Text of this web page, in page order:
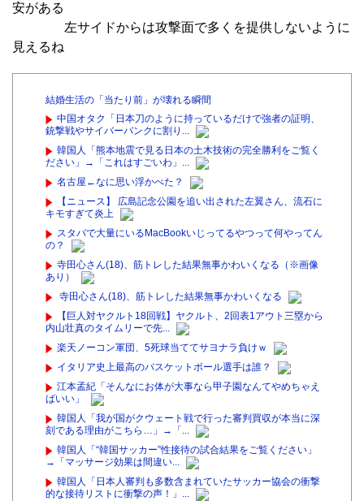
安がある
左サイドからは攻撃面で多くを提供しないように
見えるね
結婚生活の「当たり前」が壊れる瞬間
中国オタク「日本刀のように持っているだけで強者の証明、
銃撃戦やサイバーパンクに割り...
韓国人「熊本地震で見る日本の土木技術の完全勝利をご覧く
ださい」→「これはすごいわ」...
名古屋←なに思い浮かべた？
【ニュース】 広島記念公園を追い出された左翼さん、流石に
キモすぎて炎上
スタバで大量にいるMacBookいじってるやつって何やってん
の？
寺田心さん(18)、筋トレした結果無事かわいくなる（※画像
あり）
寺田心さん(18)、筋トレした結果無事かわいくなる
【巨人対ヤクルト18回戦】ヤクルト、2回表1アウト三塁から
内山壮真のタイムリーで先...
楽天ノーコン軍団、5死球当ててサヨナラ負けｗ
イタリア史上最高のバスケットボール選手は誰？
江本孟紀「そんなにお体が大事なら甲子園なんてやめちゃえ
ばいい」
韓国人「我が国がクウェート戦で行った審判買収が本当に深
刻である理由がこちら…」→「...
韓国人「“韓国サッカー”性接待の試合結果をご覧ください」
→「マッサージ効果は間違い...
韓国人「日本人審判も多数含まれていたサッカー協会の衝撃
的な接待リストに衝撃の声！」...